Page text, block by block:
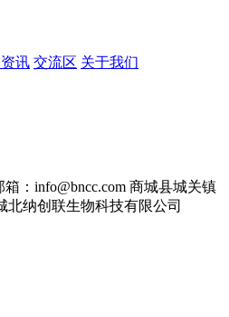
讯 交流区 关于我们
箱：info@bncc.com 商城县城关镇
北纳创联生物科技有限公司